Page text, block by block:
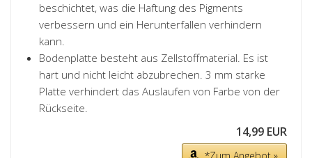
beschichtet, was die Haftung des Pigments
verbessern und ein Herunterfallen verhindern
kann.
Bodenplatte besteht aus Zellstoffmaterial. Es ist
hart und nicht leicht abzubrechen. 3 mm starke
Platte verhindert das Auslaufen von Farbe von der
Rückseite.
14,99 EUR